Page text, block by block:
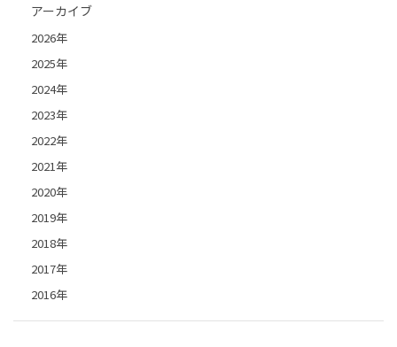
アーカイブ
2026年
2025年
2024年
2023年
2022年
2021年
2020年
2019年
2018年
2017年
2016年